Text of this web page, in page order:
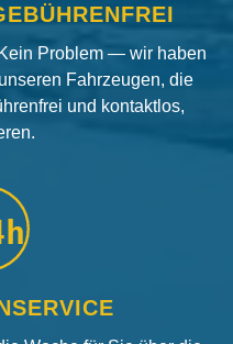
Problem — wir haben
Fahrzeugen, die
und kontaktlos,